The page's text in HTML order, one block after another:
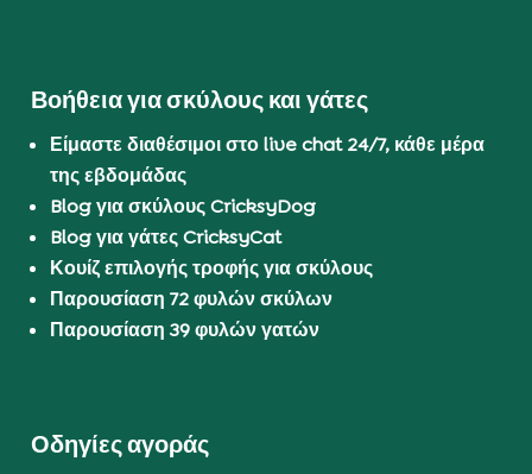
Βοήθεια για σκύλους και γάτες
Είμαστε διαθέσιμοι στο live chat 24/7, κάθε μέρα
της εβδομάδας
Blog για σκύλους CricksyDog
Blog για γάτες CricksyCat
Κουίζ επιλογής τροφής για σκύλους
Παρουσίαση 72 φυλών σκύλων
Παρουσίαση 39 φυλών γατών
Οδηγίες αγοράς